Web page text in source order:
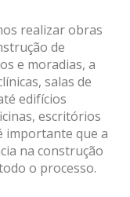
realizar obras
de
e moradias, a
salas de
edifícios
escritórios
importante que a
na construção
o processo.